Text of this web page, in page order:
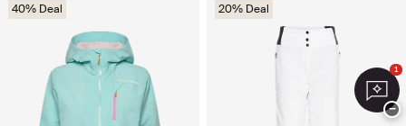
40% Deal 20% Deal
1
−